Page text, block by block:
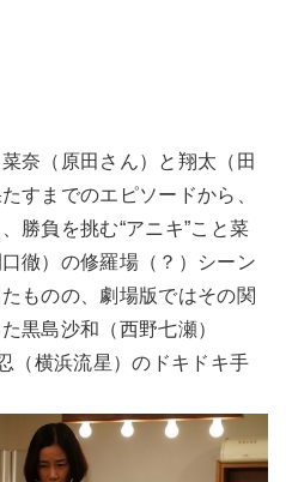
奈（原田さん）と翔太（田
すまでのエピソードから、
勝負を挑む“アニキ”こと菜
徹）の修羅場（？）シーン
ものの、劇場版ではその関
黒島沙和（西野七瀬）
（横浜流星）のドキドキ手